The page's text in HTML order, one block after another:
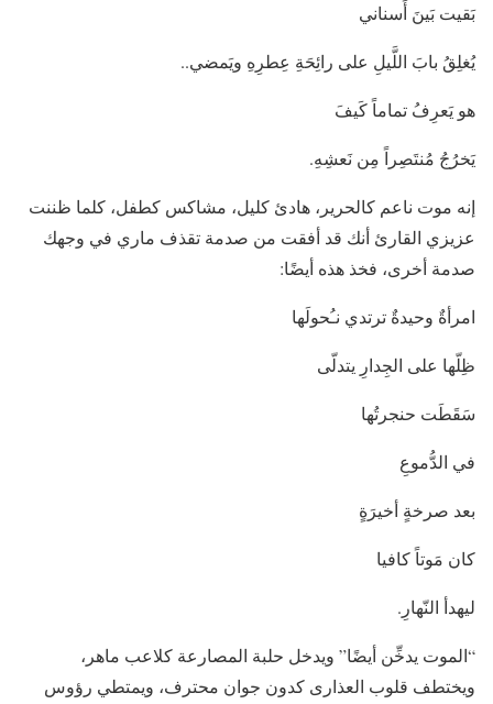
بَقيت بَينَ أَسناني
يُغلِقُ بابَ اللَّيلِ على رائِحَةِ عِطرِهِ ويَمضي..
هو يَعرِفُ تماماً كَيفَ
يَخرُجُ مُنتَصِراً مِن نَعشِهِ.
إنه موت ناعم كالحرير، هادئ كليل، مشاكس كطفل، كلما ظننت
عزيزي القارئ أنك قد أفقت من صدمة تقذف ماري في وجهك
صدمة أخرى، فخذ هذه أيضًا:
امرأةٌ وحيدةٌ ترتدي نـُحولَها
ظِلّها على الجِدارِ يتدلّى
سَقَطَت حنجرتُها
في الدُّموعِ
بعد صرخةٍ أخيرَةٍ
كان مَوتاً كافيا
ليهدأ النّهارِ.
“الموت يدخِّن أيضًا” ويدخل حلبة المصارعة كلاعب ماهر،
ويختطف قلوب العذارى كدون جوان محترف، ويمتطي رؤوس